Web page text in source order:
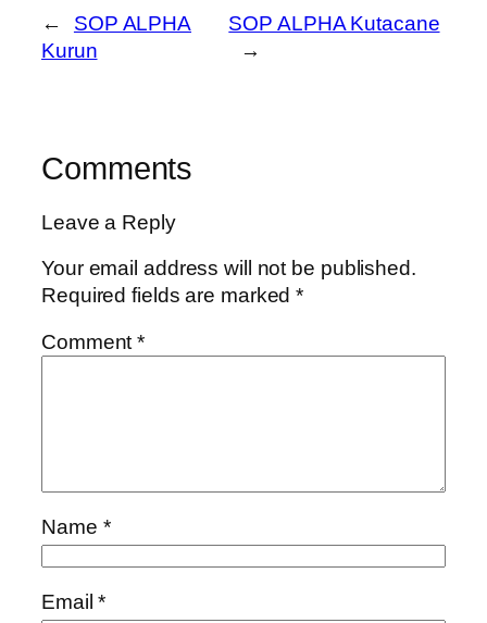
←
SOP ALPHA
Kurun
SOP ALPHA Kutacane
→
Comments
Leave a Reply
Your email address will not be published.
Required fields are marked*
Comment*
Name *
Email*